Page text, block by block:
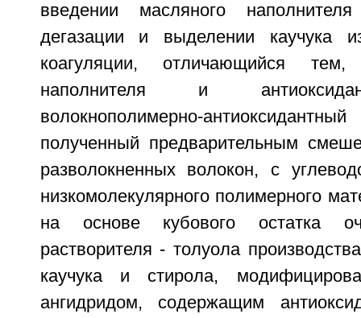
введении масляного
дегазации и выделении каучука
коагуляции, отличающийся
наполнителя и
волокнополимерно-
полученный предварительным
разволокненных волокон, с
низкомолекулярного полимерного
на основе кубового остатка
растворителя - толуола
каучука и стирола,
ангидридом, содержащим